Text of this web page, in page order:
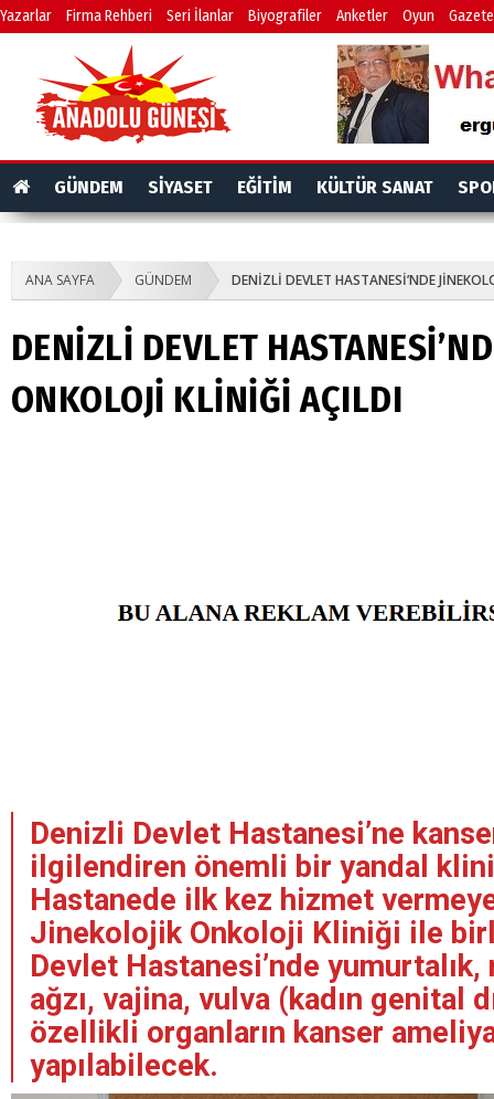
Yazarlar Firma Rehberi Seri İlanlar Biyografiler Anketler Oyun
GÜNDEM SİYASET EĞİTİM KÜLTÜR SANAT
ANA SAYFA GÜNDEM DENİZLİ DEVLET HASTANESİ’NDE
DENİZLİ DEVLET
ONKOLOJİ KLİNİĞİ AÇILDI
Denizli Devlet Hastanesi’ne
ilgilendiren önemli bir yandal
Hastanede ilk kez hizmet
Jinekolojik Onkoloji Kliniği ile
Devlet Hastanesi’nde
ağzı, vajina, vulva (kadın genital
özellikli organların kanser
yapılabilecek.